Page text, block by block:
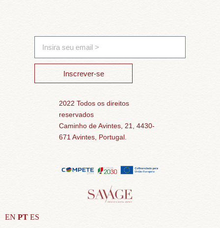
Inscrever-se
2022 Todos os direitos
reservados
Caminho de Avintes, 21, 4430-
671 Avintes, Portugal.
EN PT ES